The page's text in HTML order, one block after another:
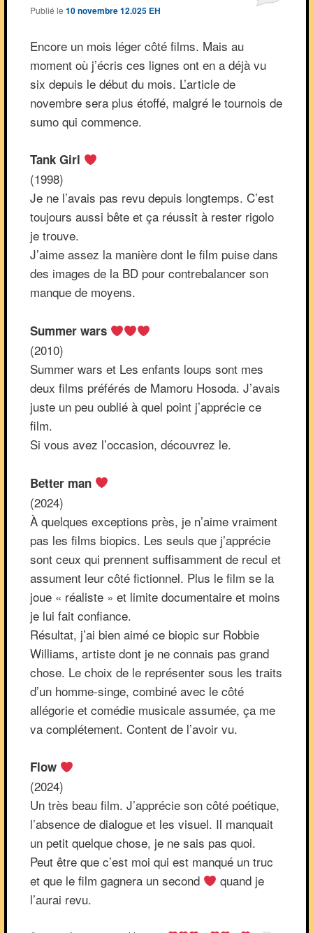
Publié le 10 novembre 12.025 EH
Encore un mois léger côté films. Mais au
moment où j’écris ces lignes ont en a déjà vu
six depuis le début du mois. L’article de
novembre sera plus étoffé, malgré le tournois de
sumo qui commence.
Tank Girl
(1998)
Je ne l’avais pas revu depuis longtemps. C’est
toujours aussi bête et ça réussit à rester rigolo
je trouve.
J’aime assez la manière dont le film puise dans
des images de la BD pour contrebalancer son
manque de moyens.
Summer wars
(2010)
Summer wars et Les enfants loups sont mes
deux films préférés de Mamoru Hosoda. J’avais
juste un peu oublié à quel point j’apprécie ce
film.
Si vous avez l’occasion, découvrez le.
Better man
(2024)
À quelques exceptions près, je n’aime vraiment
pas les films biopics. Les seuls que j’apprécie
sont ceux qui prennent suffisamment de recul et
assument leur côté fictionnel. Plus le film se la
joue « réaliste » et limite documentaire et moins
je lui fait confiance.
Résultat, j’ai bien aimé ce biopic sur Robbie
Williams, artiste dont je ne connais pas grand
chose. Le choix de le représenter sous les traits
d’un homme-singe, combiné avec le côté
allégorie et comédie musicale assumée, ça me
va complétement. Content de l’avoir vu.
Flow
(2024)
Un très beau film. J’apprécie son côté poétique,
l’absence de dialogue et les visuel. Il manquait
un petit quelque chose, je ne sais pas quoi.
Peut être que c’est moi qui est manqué un truc
et que le film gagnera un second
quand je
l’aurai revu.